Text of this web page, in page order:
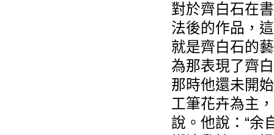
對於齊白石在
法後的作品，
就是齊白石的
為那表現了齊
那時他還未開
工筆花卉為主
說。他說：“余